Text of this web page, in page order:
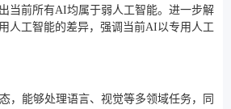
当前所有AI均属于弱人工智能。进一步解
人工智能的差异，强调当前AI以专用人工
，能够处理语言、视觉等多领域任务，同